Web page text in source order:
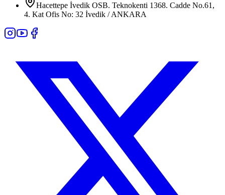
Hacettepe İvedik OSB. Teknokenti 1368. Cadde No.61,
4. Kat Ofis No: 32 İvedik / ANKARA